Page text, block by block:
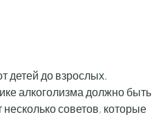
детей до взрослых.
алкоголизма должно быть
советов, которые